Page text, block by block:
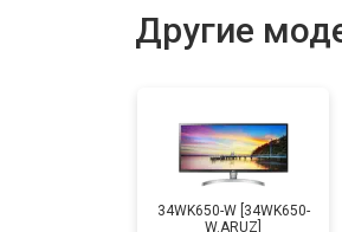
Другие
34WK650-W [34WK650-
W.ARUZ]